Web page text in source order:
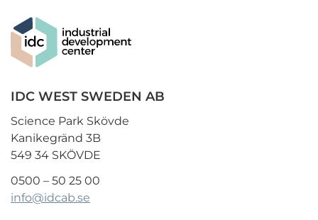
IDC WEST SWEDEN AB
Science Park Skövde
Kanikegränd 3B
549 34 SKÖVDE
0500 – 50 25 00
info@idcab.se